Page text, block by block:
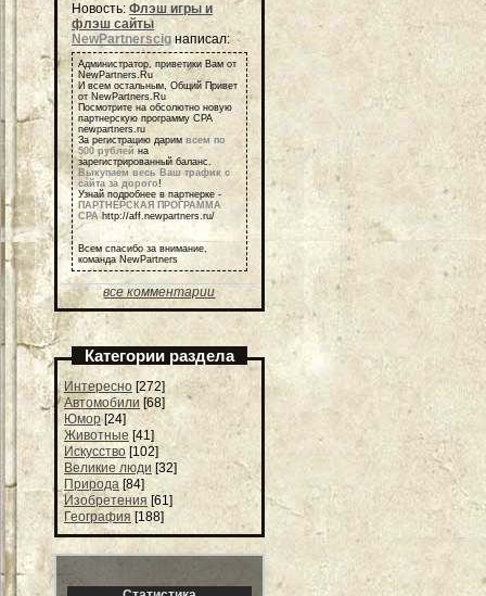
Новость: Флэш игры и
флэш сайты
NewPartnerscig написал:
Администратор, приветики Вам от
NewPartners.Ru
И всем остальным, Общий Привет
от NewPartners.Ru
Посмотрите на обсолютно новую
партнерскую программу СРА
newpartners.ru
За регистрацию дарим всем по
500 рублей на
зарегистрированный баланс.
Выкупаем весь Ваш трафик с
сайта за дорого!
Узнай подробнее в партнерке -
ПАРТНЕРСКАЯ ПРОГРАММА
СРА http://aff.newpartners.ru/
Всем спасибо за внимание,
команда NewPartners
все комментарии
Категории раздела
Интересно [272]
Автомобили [68]
Юмор [24]
Животные [41]
Искусство [102]
Великие люди [32]
Природа [84]
Изобретения [61]
География [188]